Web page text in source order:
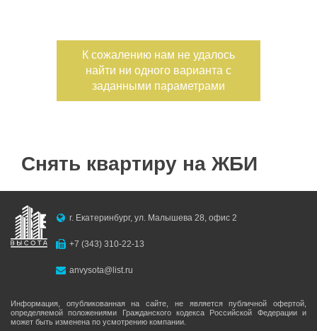
Снять квартиру на ЖБИ
К сожалению нам не удалось
найти ни одного варианта с
заданными параметрами
г. Екатеринбург, ул. Малышева 28, офис 2
+7 (343) 310-22-13
anvysota@list.ru
Информация, опубликованная на сайте, не является публичной офертой,
определяемой положениями Гражданского кодекса Российской Федерации и
может быть изменена по усмотрению компании.